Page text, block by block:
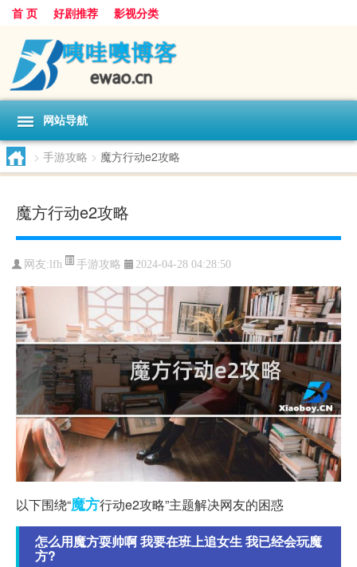
首 页 好剧推荐 影视分类
网站导航
> 手游攻略 > 魔方行动e2攻略
魔方行动e2攻略
网友: lfh 手游攻略 2024-04-28 04:28:50
以下围绕“魔方行动e2攻略”主题解决网友的困惑
怎么用魔方耍帅啊 我要在班上追女生 我已经会玩魔
方?